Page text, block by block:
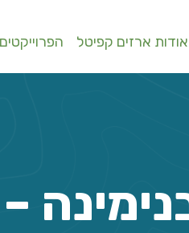
אודות ארזים קפיטל
–